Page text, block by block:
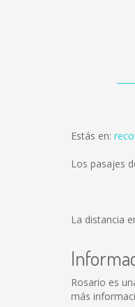
Estás en:
Los pasajes
La distancia
Rosario es
más